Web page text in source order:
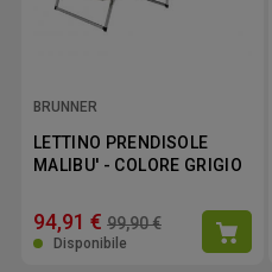
BRUNNER
LETTINO PRENDISOLE
MALIBU' - COLORE GRIGIO
94,91 € 99,90 €
Disponibile